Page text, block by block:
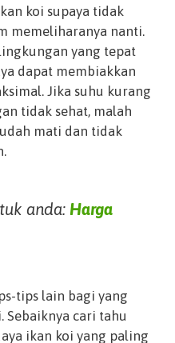
koi supaya tidak
memeliharanya nanti.
yang tepat
dapat membiakkan
Jika suhu kurang
tidak sehat, malah
mati dan tidak
anda: Harga
tips lain bagi yang
cari tahu
ikan koi yang paling